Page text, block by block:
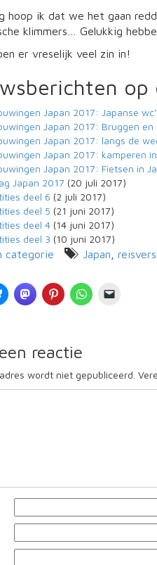
hoop ik dat we het gaan
klimmers… Gelukkig
er vreselijk veel zin in!
op
Japan 2017: Japanse
Japan 2017: Bruggen en
Japan 2017: langs de
Japan 2017: kamperen
Japan 2017: Fietsen in
Japan 2017 (20 juli 2017)
deel 6 (2 juli 2017)
deel 5 (21 juni 2017)
deel 4 (14 juni 2017)
deel 3 (10 juni 2017)
categorie Japan
reactie
wordt niet gepubliceerd.